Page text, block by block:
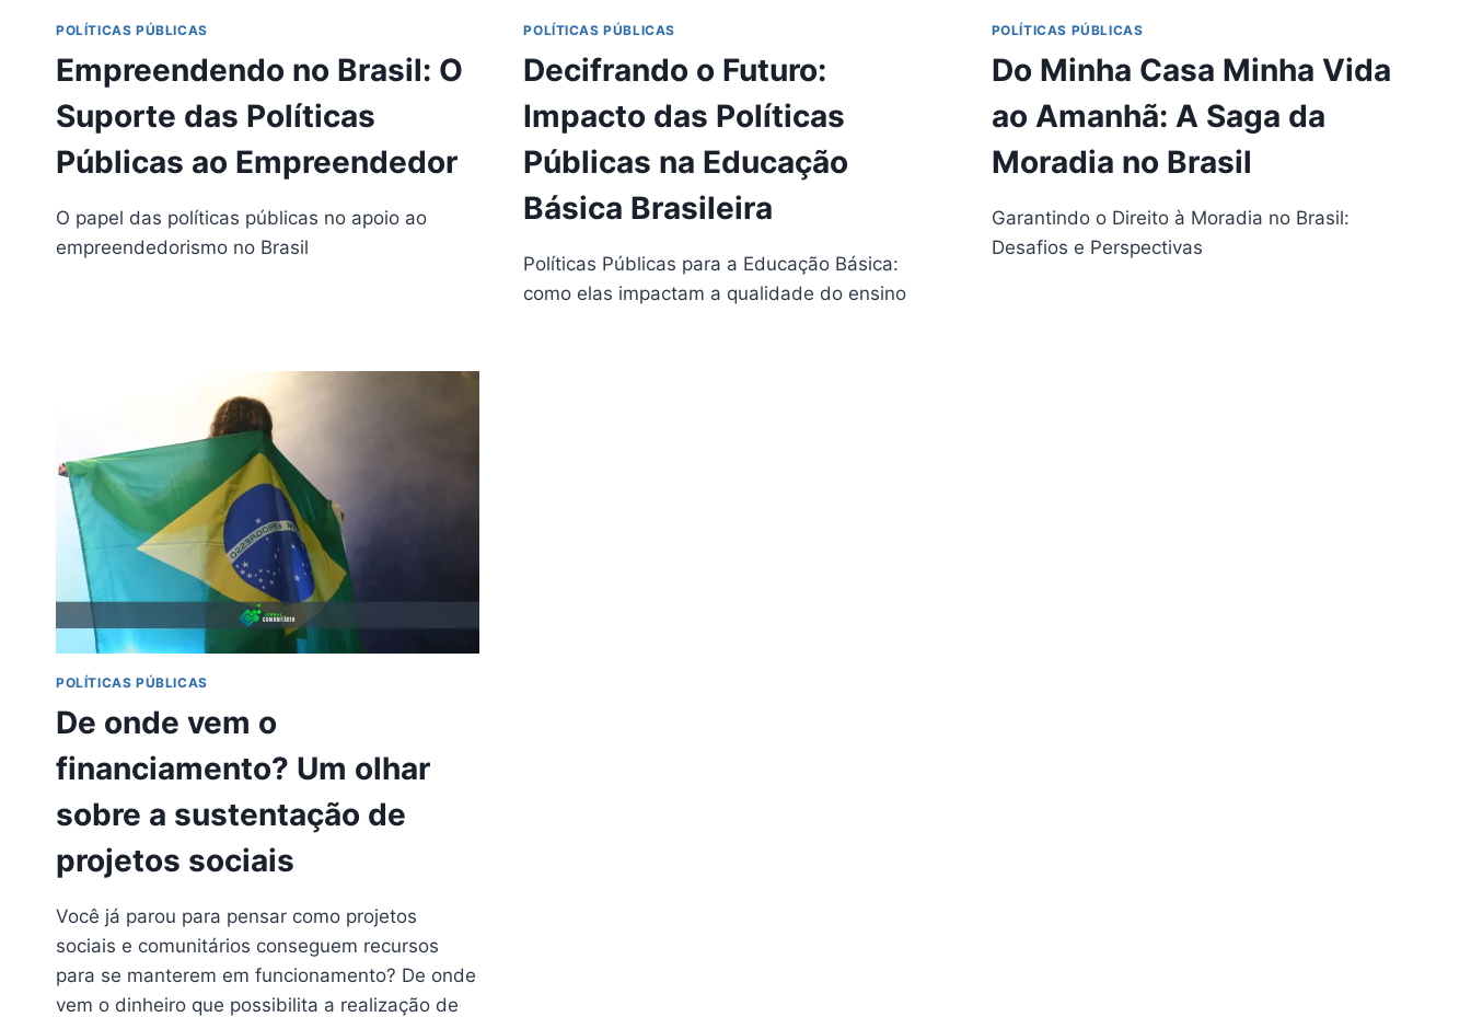
POLÍTICAS PÚBLICAS
Empreendendo no Brasil: O
Suporte das Políticas
Públicas ao Empreendedor
O papel das políticas públicas no apoio ao
empreendedorismo no Brasil
POLÍTICAS PÚBLICAS
Decifrando o Futuro:
Impacto das Políticas
Públicas na Educação
Básica Brasileira
Políticas Públicas para a Educação Básica:
como elas impactam a qualidade do ensino
POLÍTICAS PÚBLICAS
Do Minha Casa Minha Vida
ao Amanhã: A Saga da
Moradia no Brasil
Garantindo o Direito à Moradia no Brasil:
Desafios e Perspectivas
POLÍTICAS PÚBLICAS
De onde vem o
financiamento? Um olhar
sobre a sustentação de
projetos sociais
Você já parou para pensar como projetos
sociais e comunitários conseguem recursos
para se manterem em funcionamento? De onde
vem o dinheiro que possibilita a realização de